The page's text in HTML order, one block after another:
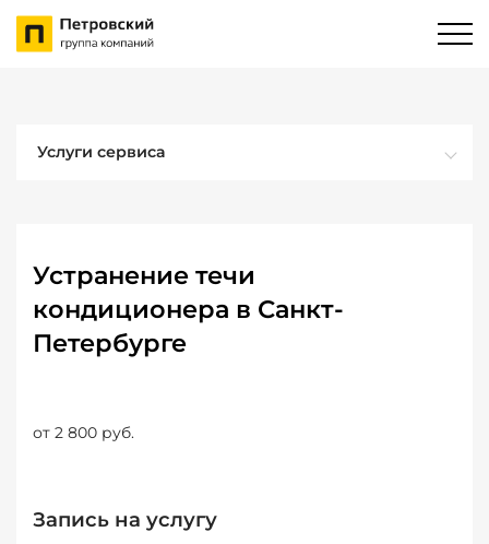
Услуги сервиса
Устранение течи
кондиционера в Санкт-
Петербурге
от 2 800 руб.
Запись на услугу